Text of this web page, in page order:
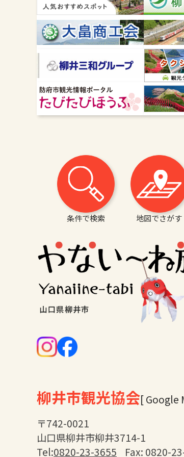
条件で検索 地図でさがす
柳井市観光協会[ Google
〒742-0021
山口県柳井市柳井3714-1
Tel:0820-23-3655 Fax: 0820-